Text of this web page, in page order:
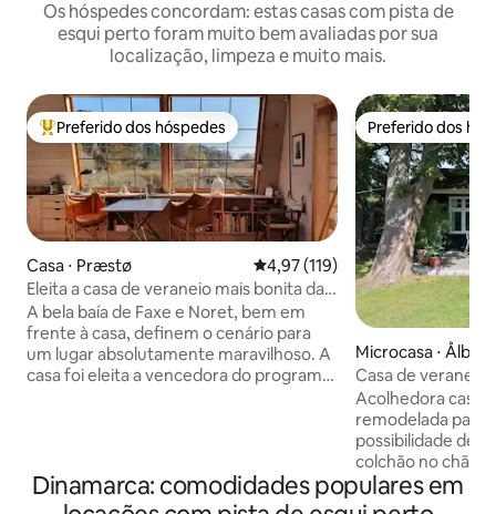
Os hóspedes concordam: estas casas com pista de
esqui perto foram muito bem avaliadas por sua
localização, limpeza e muito mais.
Entre os melhores preferidos dos hóspedes
Preferido dos hóspedes
Casa ⋅ Præstø 4,97 de uma avaliação média de
4,97 (119)
Eleita a casa de veraneio mais bonita da
Dinamarca em 2014
A bela baía de Faxe e Noret, bem em
frente à casa, definem o cenário para
um lugar absolutamente maravilhoso. A
casa foi eleita a vencedora do programa
também são ideais para famílias com 2-3
crianças. Durante todo o ano, você pode
Preferido dos
Preferido dos
Microcasa ⋅ Ålbæk
Casa de veraneio
agradável a
Ålbæk
Acolhedora casa
remodelada para
possibilidade de
colchão no chão,
que haverá a
uma tenda para 2
Dinamarca: comodidades populares em